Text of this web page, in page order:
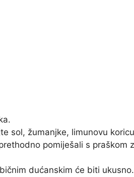
sol, žumanjke, limunovu
pomiješali s praškom
dućanskim će biti